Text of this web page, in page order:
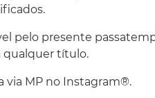
pelo presente
qualquer título.
via MP no Instagram®.